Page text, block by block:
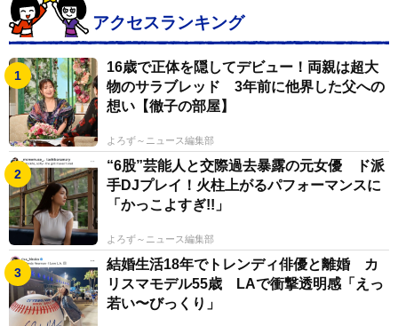
アクセスランキング
16歳で正体を隠してデビュー！両親は超大
物のサラブレッド 3年前に他界した父への
想い【徹子の部屋】
よろず～ニュース編集部
“6股”芸能人と交際過去暴露の元女優 ド派
手DJプレイ！火柱上がるパフォーマンスに
「かっこよすぎ!!」
よろず～ニュース編集部
結婚生活18年でトレンディ俳優と離婚 カ
リスマモデル55歳 LAで衝撃透明感「えっ
若い〜びっくり」